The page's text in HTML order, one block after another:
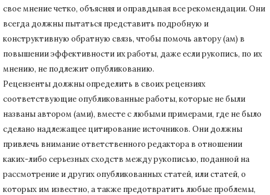
свое мнение четко, объясняя и оправдывая все рекомендации. Они
всегда должны пытаться представить подробную и
конструктивную обратную связь, чтобы помочь автору (ам) в
повышении эффективности их работы, даже если рукопись, по их
мнению, не подлежит опубликованию.
Рецензенты должны определить в своих рецензиях
соответствующие опубликованные работы, которые не были
названы автором (ами), вместе с любыми примерами, где не было
сделано надлежащее цитирование источников. Они должны
привлечь внимание ответственного редактора в отношении
каких-либо серьезных сходств между рукописью, поданной на
рассмотрение и других опубликованных статей, или статей, о
которых им известно, а также предотвратить любые проблемы,